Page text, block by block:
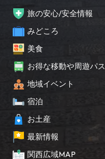
旅の安心/安全情報
みどころ
美食
お得な移動や周遊パス
地域イベント
宿泊
お土産
最新情報
関西広域MAP